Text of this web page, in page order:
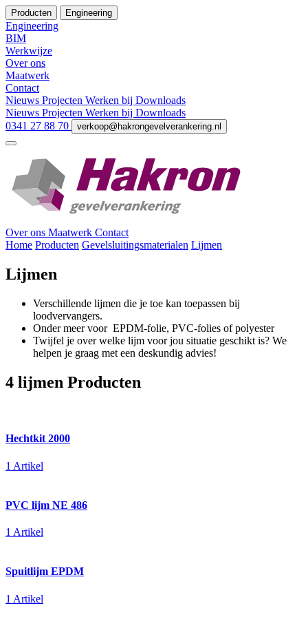
Producten Engineering
Engineering
BIM
Werkwijze
Over ons
Maatwerk
Contact
Nieuws Projecten Werken bij Downloads
Nieuws Projecten Werken bij Downloads
0341 27 88 70
verkoop@hakrongevelverankering.nl
Over ons Maatwerk Contact
Home Producten Gevelsluitingsmaterialen Lijmen
Lijmen
Verschillende lijmen die je toe kan toepassen bij
loodvervangers.
Onder meer voor EPDM-folie, PVC-folies of polyester
Twijfel je over welke lijm voor jou situatie geschikt is? We
helpen je graag met een deskundig advies!
4 lijmen Producten
Hechtkit 2000
1 Artikel
PVC lijm NE 486
1 Artikel
Spuitlijm EPDM
1 Artikel